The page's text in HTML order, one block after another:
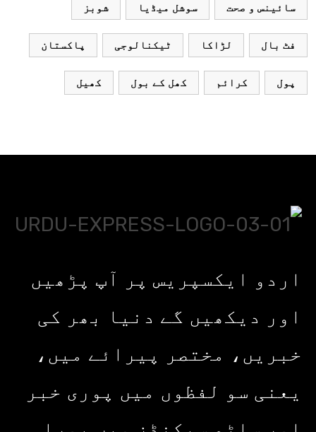
سائینس و صحت سوشل میڈیا شوبز
فٹ بال لڑاکا ٹیکنالوجی پاکستان
پول کرائم کھل کے بول کھیل
اردو ایکسپریس پر آپ پڑھیں
اور دیکھیں گے دنیا بھر کی
خبریں، مختصر پیرائے میں،
یعنی سو لفظوں میں پوری خبر